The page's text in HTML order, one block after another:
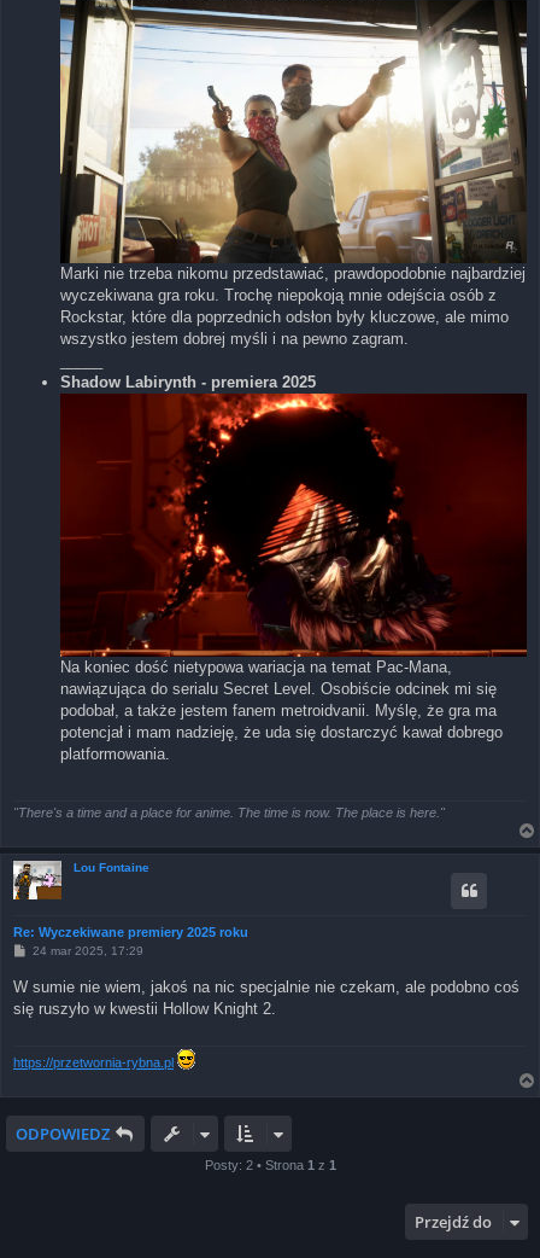
Marki nie trzeba nikomu przedstawiać, prawdopodobnie najbardziej
wyczekiwana gra roku. Trochę niepokoją mnie odejścia osób z
Rockstar, które dla poprzednich odsłon były kluczowe, ale mimo
wszystko jestem dobrej myśli i na pewno zagram.
Shadow Labirynth - premiera 2025
Na koniec dość nietypowa wariacja na temat Pac-Mana,
nawiązująca do serialu Secret Level. Osobiście odcinek mi się
podobał, a także jestem fanem metroidvanii. Myślę, że gra ma
potencjał i mam nadzieję, że uda się dostarczyć kawał dobrego
platformowania.
"There's a time and a place for anime. The time is now. The place is here."
Lou Fontaine
Re: Wyczekiwane premiery 2025 roku
P
s
24 mar 2025, 17:29
W sumie nie wiem, jakoś na nic specjalnie nie czekam, ale podobno coś
się ruszyło w kwestii Hollow Knight 2.
https://przetwornia-rybna.pl
ODPOWIEDZ
Posty: 2 • Strona 1 z 1
Przejdź do